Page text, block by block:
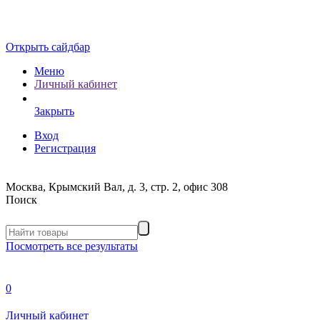
Открыть сайдбар
Меню
Личный кабинет
Закрыть
Вход
Регистрация
Москва, Крымский Вал, д. 3, стр. 2, офис 308
Поиск
Посмотреть все результаты
0
Личный кабинет